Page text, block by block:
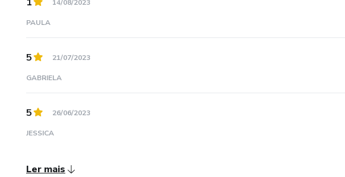
14/08/2023
PAULA
5 21/07/2023
GABRIELA
5 26/06/2023
JESSICA
Ler mais